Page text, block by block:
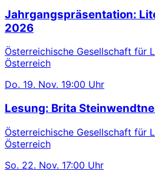
Jahrgangspräsentation:
2026
Österreichische Gesellschaft für
Österreich
Do. 19. Nov. 19:00 Uhr
Lesung: Brita
Österreichische Gesellschaft für
Österreich
So. 22. Nov. 17:00 Uhr